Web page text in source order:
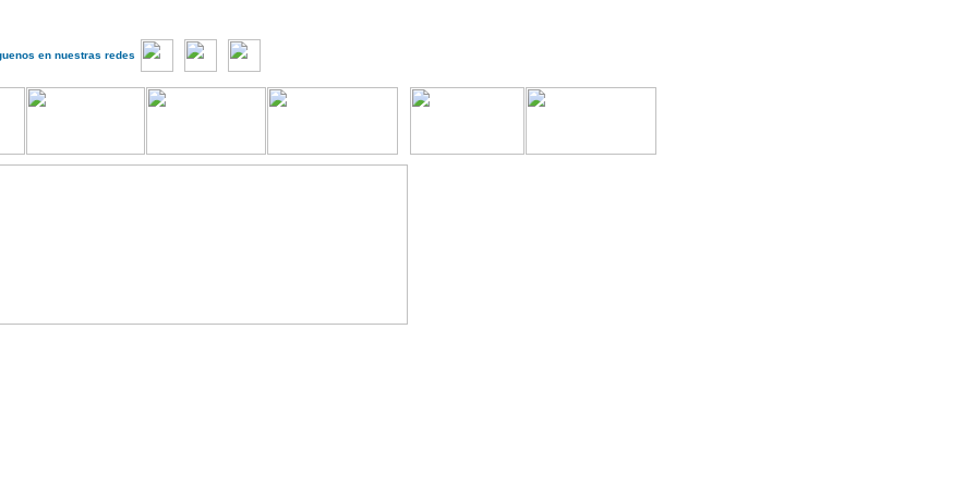
en nuestras redes